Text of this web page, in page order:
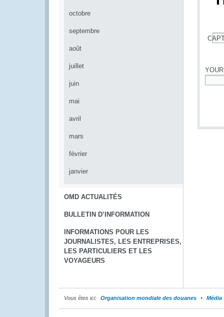
octobre
septembre
août
juillet
juin
mai
avril
mars
février
janvier
OMD ACTUALITÉS
BULLETIN D’INFORMATION
INFORMATIONS POUR LES
JOURNALISTES, LES ENTREPRISES,
LES PARTICULIERS ET LES
VOYAGEURS
Vous êtes ici: Organisation mondiale des douanes Média